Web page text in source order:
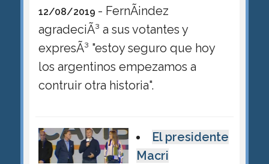
12/08/2019 - FernÃ¡ndez
agradeciÃ³ a sus votantes y
expresÃ³ "estoy seguro que hoy
los argentinos empezamos a
contruir otra historia".
El presidente
Macri